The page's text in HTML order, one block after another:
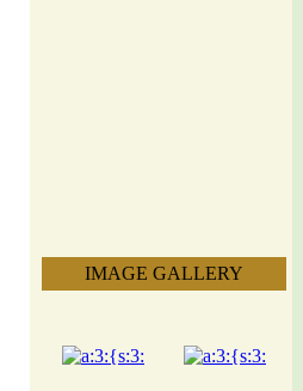
IMAGE GALLERY